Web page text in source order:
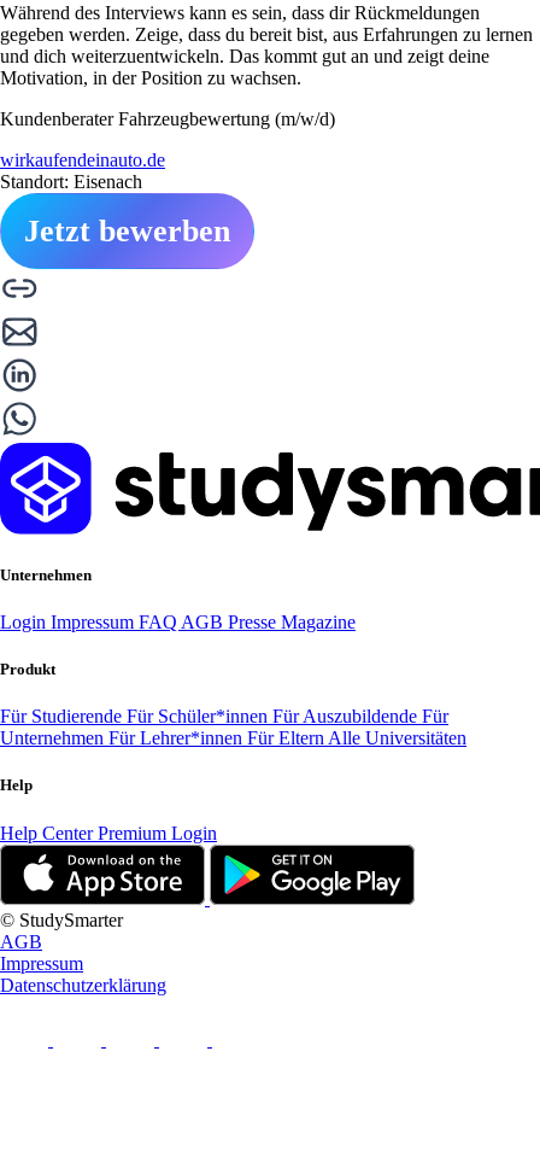
Während des Interviews kann es sein, dass dir Rückmeldungen
gegeben werden. Zeige, dass du bereit bist, aus Erfahrungen zu lernen
und dich weiterzuentwickeln. Das kommt gut an und zeigt deine
Motivation, in der Position zu wachsen.
Kundenberater Fahrzeugbewertung (m/w/d)
wirkaufendeinauto.de
Standort: Eisenach
Jetzt bewerben
Unternehmen
Login Impressum FAQ AGB Presse Magazine
Produkt
Für Studierende Für Schüler*innen Für Auszubildende Für
Unternehmen Für Lehrer*innen Für Eltern Alle Universitäten
Help
Help CenterPremium Login
© StudySmarter
AGB
Impressum
Datenschutzerklärung